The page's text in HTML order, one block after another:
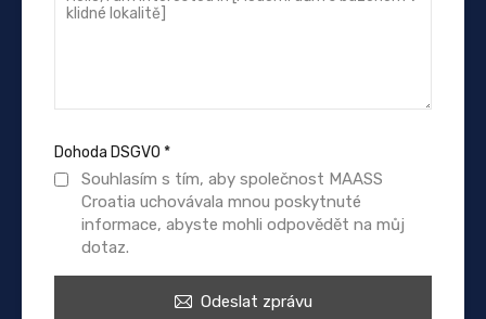
Dohoda DSGVO *
Souhlasím s tím, aby společnost MAASS
Croatia uchovávala mnou poskytnuté
informace, abyste mohli odpovědět na můj
dotaz.
Odeslat zprávu